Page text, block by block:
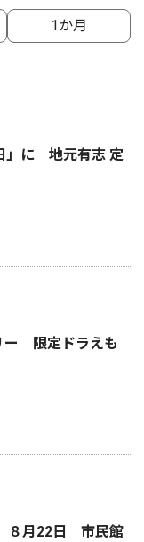
1か月
」に 地元有志 定
ー 限定ドラえも
８月22日 市民館